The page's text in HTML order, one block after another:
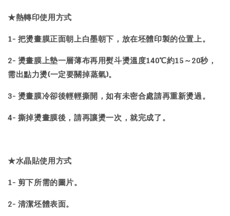
★熱轉印使用方式
1- 把燙畫膜正面朝上白墨朝下，放在坯體印製的位置上。
2- 燙畫膜上墊一層薄布再用熨斗燙溫度140℃約15～20秒，
需出點力燙(一定要關掉蒸氣)。
3- 燙畫膜冷卻後輕輕撕開，如有未密合處請再重新燙過。
4- 撕掉燙畫膜後，請再讓燙一次，就完成了。
★水晶貼使用方式
1- 剪下所需的圖片。
2- 清潔坯體表面。